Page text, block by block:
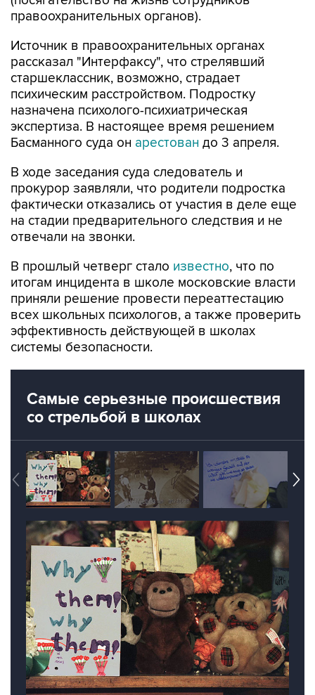
правоохранительных органов).
Источник в правоохранительных органах
рассказал "Интерфаксу", что стрелявший
старшеклассник, возможно, страдает
психическим расстройством. Подростку
назначена психолого-психиатрическая
экспертиза. В настоящее время решением
Басманного суда он арестован до 3 апреля.
В ходе заседания суда следователь и
прокурор заявляли, что родители подростка
фактически отказались от участия в деле еще
на стадии предварительного следствия и не
отвечали на звонки.
В прошлый четверг стало известно, что по
итогам инцидента в школе московские власти
приняли решение провести переаттестацию
всех школьных психологов, а также проверить
эффективность действующей в школах
системы безопасности.
Самые серьезные происшествия
со стрельбой в школах